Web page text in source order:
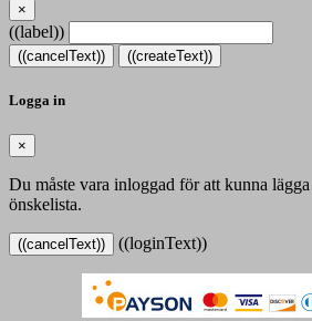
×
((label))
((cancelText)) ((createText))
Logga in
×
Du måste vara inloggad för att kunna
önskelista.
((cancelText)) ((loginText))